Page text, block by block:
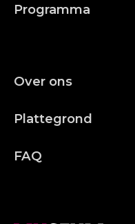
Programma
Over ons
Plattegrond
FAQ